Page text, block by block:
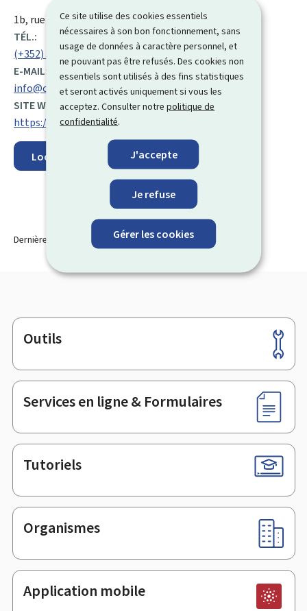
Ce site utilise des cookies essentiels
nécessaires à son bon fonctionnement, sans
usage de données à caractère personnel, et
ne pouvant pas être refusés. Des cookies non
essentiels sont utilisés à des fins statistiques
et seront activés uniquement si vous les
acceptez. Consulter notrepolitique de
confidentialité.
J'accepte
Je refuse
Gérer les cookies
ADRESSE
:
1b, rue du CentenaireL-3475DudelangeLuxembourg
TÉL.:
(+352) 52 24 24 1
E-MAIL:
info@cna.public.lu
SITE WEB :
https://cna.public.lu/fr.html
Localisez sur la carte
Dernière modification le 21.10.2025
Pied
de
page
Outils
Services en ligne & Formulaires
Tutoriels
Organismes
Application mobile